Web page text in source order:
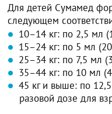
Для детей Сумамед
следующем
10–14 кг: по 2,5 мл
15–24 кг: по 5 мл
25–34 кг: по 7,5 мл
35–44 кг: по 10 мл
45 кг и выше: по 12,5
разовой дозе для